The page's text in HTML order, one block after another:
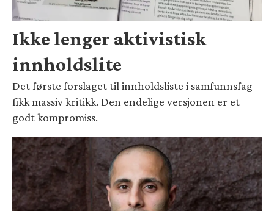
Ikke lenger aktivistisk
innholdslite
Det første forslaget til innholdsliste i samfunnsfag
fikk massiv kritikk. Den endelige versjonen er et
godt kompromiss.